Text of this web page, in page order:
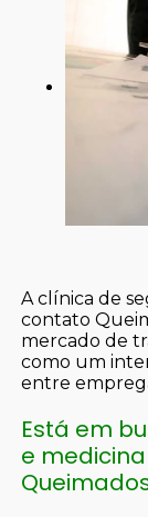
A clínica de
contato
mercado de
como um
entre
Está em
e